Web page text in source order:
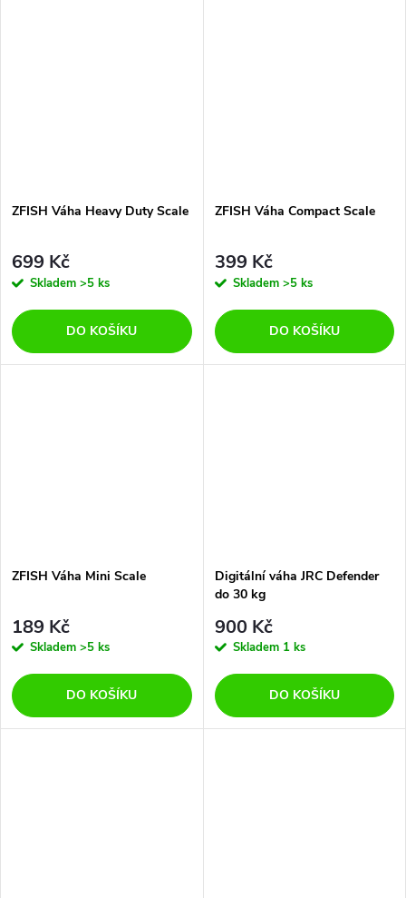
ZFISH Váha Heavy Duty Scale
699 Kč
Skladem >5 ks
DO KOŠÍKU
ZFISH Váha Compact Scale
399 Kč
Skladem >5 ks
DO KOŠÍKU
ZFISH Váha Mini Scale
189 Kč
Skladem >5 ks
DO KOŠÍKU
Digitální váha JRC Defender
do 30 kg
900 Kč
Skladem 1 ks
DO KOŠÍKU